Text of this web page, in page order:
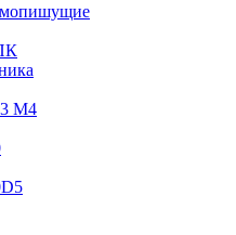
УЛ-04 УЛ-06
3 М4